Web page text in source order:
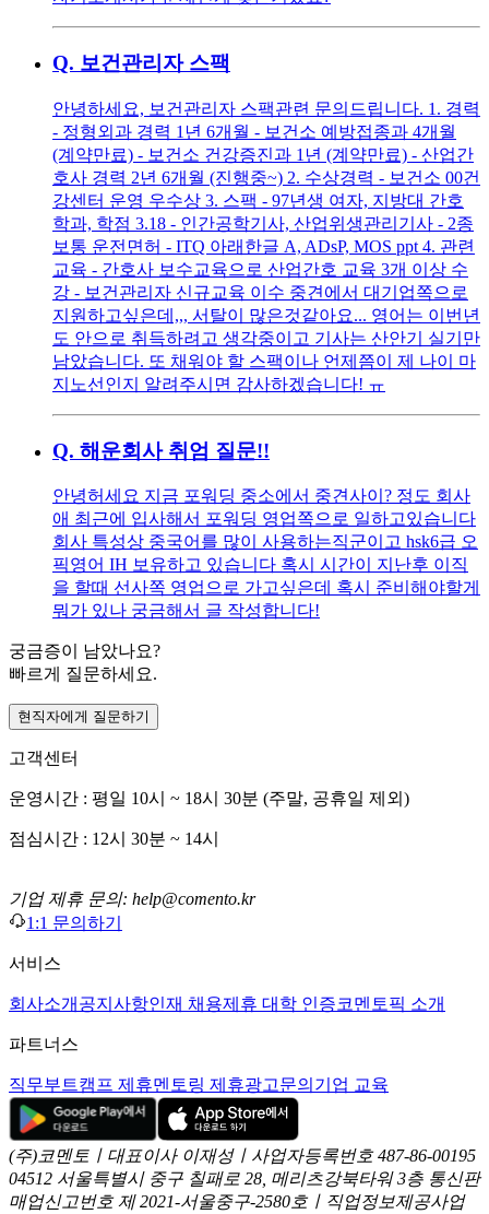
Q. 보건관리자 스팩
안녕하세요, 보건관리자 스팩관련 문의드립니다. 1. 경력
- 정형외과 경력 1년 6개월 - 보건소 예방접종과 4개월
(계약만료) - 보건소 건강증진과 1년 (계약만료) - 산업간
호사 경력 2년 6개월 (진행중~) 2. 수상경력 - 보건소 00건
강센터 운영 우수상 3. 스팩 - 97년생 여자, 지방대 간호
학과, 학점 3.18 - 인간공학기사, 산업위생관리기사 - 2종
보통 운전면허 - ITQ 아래한글 A, ADsP, MOS ppt 4. 관련
교육 - 간호사 보수교육으로 산업간호 교육 3개 이상 수
강 - 보건관리자 신규교육 이수 중견에서 대기업쪽으로
지원하고싶은데,,, 서탈이 많은것같아요... 영어는 이번년
도 안으로 취득하려고 생각중이고 기사는 산안기 실기만
남았습니다. 또 채워야 할 스팩이나 언제쯤이 제 나이 마
지노선인지 알려주시면 감사하겠습니다! ㅠ
Q. 해운회사 취엄 질문!!
안녕허세요 지금 포워딩 중소에서 중견사이? 정도 회사
애 최근에 입사해서 포워딩 영업쪽으로 일하고있습니다
회사 특성상 중국어를 많이 사용하는직군이고 hsk6급 오
픽영어 IH 보유하고 있습니다 혹시 시간이 지난후 이직
을 할때 선사쪽 영업으로 가고싶은데 혹시 준비해야할게
뭐가 있나 궁금해서 글 작성합니다!
궁금증이 남았나요?
빠르게 질문하세요.
현직자에게 질문하기
고객센터
운영시간 : 평일 10시 ~ 18시 30분 (주말, 공휴일 제외)
점심시간 : 12시 30분 ~ 14시
기업 제휴 문의: help@comento.kr
1:1 문의하기
서비스
회사소개 공지사항인재 채용제휴 대학 인증코멘토픽 소개
파트너스
직무부트캠프 제휴멘토링 제휴광고문의 기업 교육
(주)코멘토ㅣ대표이사 이재성ㅣ사업자등록번호 487-86-00195
04512 서울특별시 중구 칠패로 28, 메리츠강북타워 3층 통신판
매업신고번호 제 2021-서울중구-2580호ㅣ직업정보제공사업